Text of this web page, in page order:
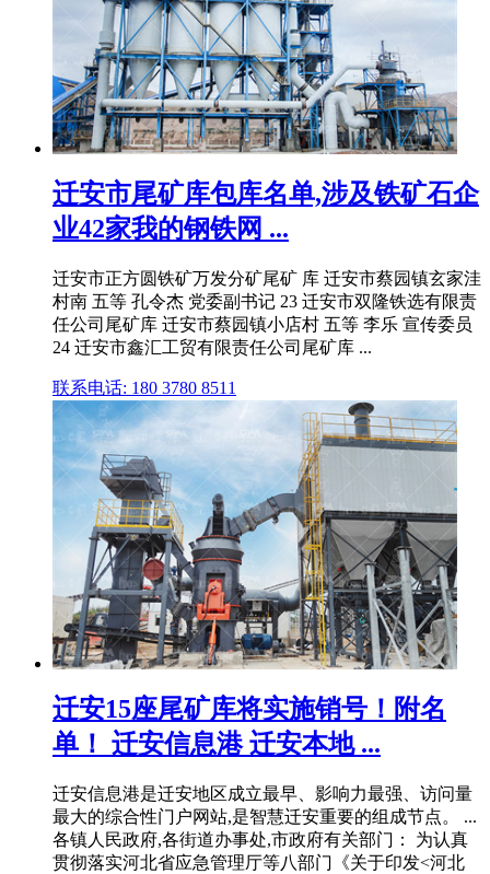
迁安市尾矿库包库名单,涉及铁矿石企
业42家我的钢铁网 ...
迁安市正方圆铁矿万发分矿尾矿 库 迁安市蔡园镇玄家洼
村南 五等 孔令杰 党委副书记 23 迁安市双隆铁选有限责
任公司尾矿库 迁安市蔡园镇小店村 五等 李乐 宣传委员
24 迁安市鑫汇工贸有限责任公司尾矿库 ...
联系电话: 180 3780 8511
迁安15座尾矿库将实施销号！附名
单！ 迁安信息港 迁安本地 ...
迁安信息港是迁安地区成立最早、影响力最强、访问量
最大的综合性门户网站,是智慧迁安重要的组成节点。 ...
各镇人民政府,各街道办事处,市政府有关部门： 为认真
贯彻落实河北省应急管理厅等八部门《关于印发<河北